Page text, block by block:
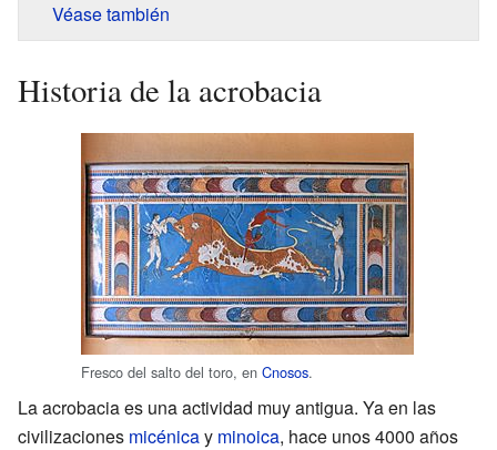
Véase también
Historia de la acrobacia
Fresco del salto del toro, en Cnosos.
La acrobacia es una actividad muy antigua. Ya en las
civilizaciones micénicay minoica, hace unos 4000 años